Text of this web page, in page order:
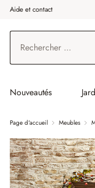
au contenu principal
Aller à la recherche
Aller à la navigation
Aide et contact
Nouveautés
Page d'accueil Meubles